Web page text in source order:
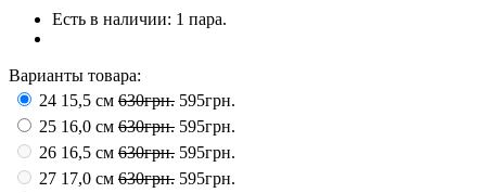
Есть в наличии: 1 пара.
Варианты товара:
24 15,5 см 630грн. 595грн.
25 16,0 см 630грн. 595грн.
26 16,5 см 630грн. 595грн.
27 17,0 см 630грн. 595грн.